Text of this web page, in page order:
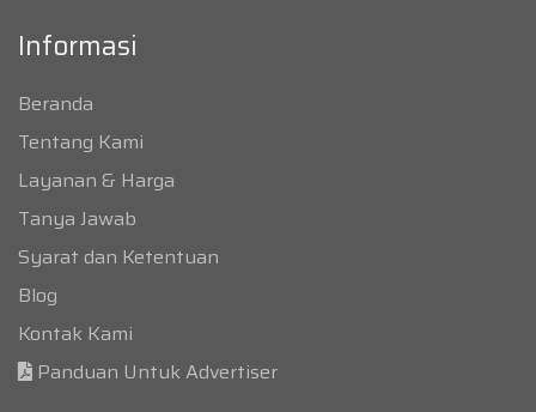
Informasi
Beranda
Tentang Kami
Layanan & Harga
Tanya Jawab
Syarat dan Ketentuan
Blog
Kontak Kami
Panduan Untuk Advertiser